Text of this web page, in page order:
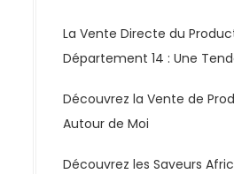
La Vente Directe du
Département 14 : Une
Découvrez la Vente de
Autour de Moi
Découvrez les Saveurs